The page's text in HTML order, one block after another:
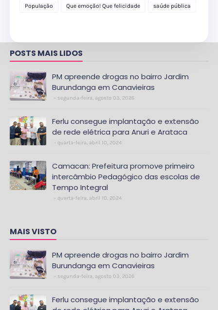
delegacia
População Que emoção! Que felicidade saúde pública
POSTS MAIS LIDOS
PM apreende drogas no bairro Jardim
Burundanga em Canavieiras
segunda-feira, agosto 03, 2026
Ferlu consegue implantação e extensão
de rede elétrica para Anuri e Arataca
quarta-feira, abril 10, 2024
Camacan: Prefeitura promove primeiro
intercâmbio Pedagógico das escolas de
Tempo Integral
quarta-feira, abril 10, 2024
MAIS VISTO
PM apreende drogas no bairro Jardim
Burundanga em Canavieiras
segunda-feira, agosto 03, 2026
Ferlu consegue implantação e extensão